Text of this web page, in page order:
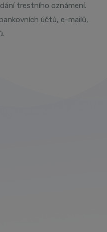
trestního oznámení.
účtů, e-mailů,